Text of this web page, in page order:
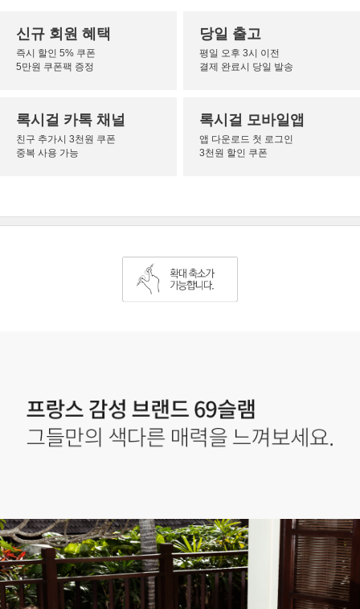
신규 회원 혜택
즉시 할인 5% 쿠폰
5만원 쿠폰팩 증정
당일 출고
평일 오후 3시 이전
결제 완료시 당일 발송
록시걸 카톡 채널
친구 추가시 3천원 쿠폰
중복 사용 가능
록시걸 모바일앱
앱 다운로드 첫 로그인
3천원 할인 쿠폰